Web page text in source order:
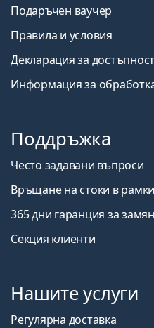
Подаръчен ваучер
Правила и условия
Декларация за
Информация за
Поддръжка
Често задавани въпроси
Връщане на стоки в
365 дни гаранция за
Секция клиенти
Нашите услуги
Регулярна доставка